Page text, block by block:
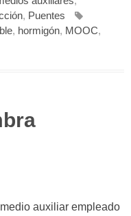
, Puentes
, hormigón, MOOC,
auxiliar empleado